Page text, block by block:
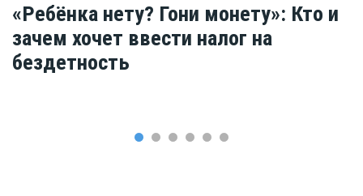
«Ребёнка нету? Гони монету»: Кто и
зачем хочет ввести налог на
бездетность